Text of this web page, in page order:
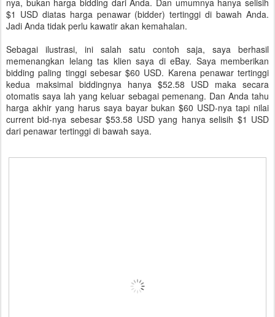
nya, bukan harga bidding dari Anda. Dan umumnya hanya selisih
$1 USD diatas harga penawar (bidder) tertinggi di bawah Anda.
Jadi Anda tidak perlu kawatir akan kemahalan.
Sebagai ilustrasi, ini salah satu contoh saja, saya berhasil
memenangkan lelang tas klien saya di eBay. Saya memberikan
bidding paling tinggi sebesar $60 USD. Karena penawar tertinggi
kedua maksimal biddingnya hanya $52.58 USD maka secara
otomatis saya lah yang keluar sebagai pemenang. Dan Anda tahu
harga akhir yang harus saya bayar bukan $60 USD-nya tapi nilai
current bid-nya sebesar $53.58 USD yang hanya selisih $1 USD
dari penawar tertinggi di bawah saya.